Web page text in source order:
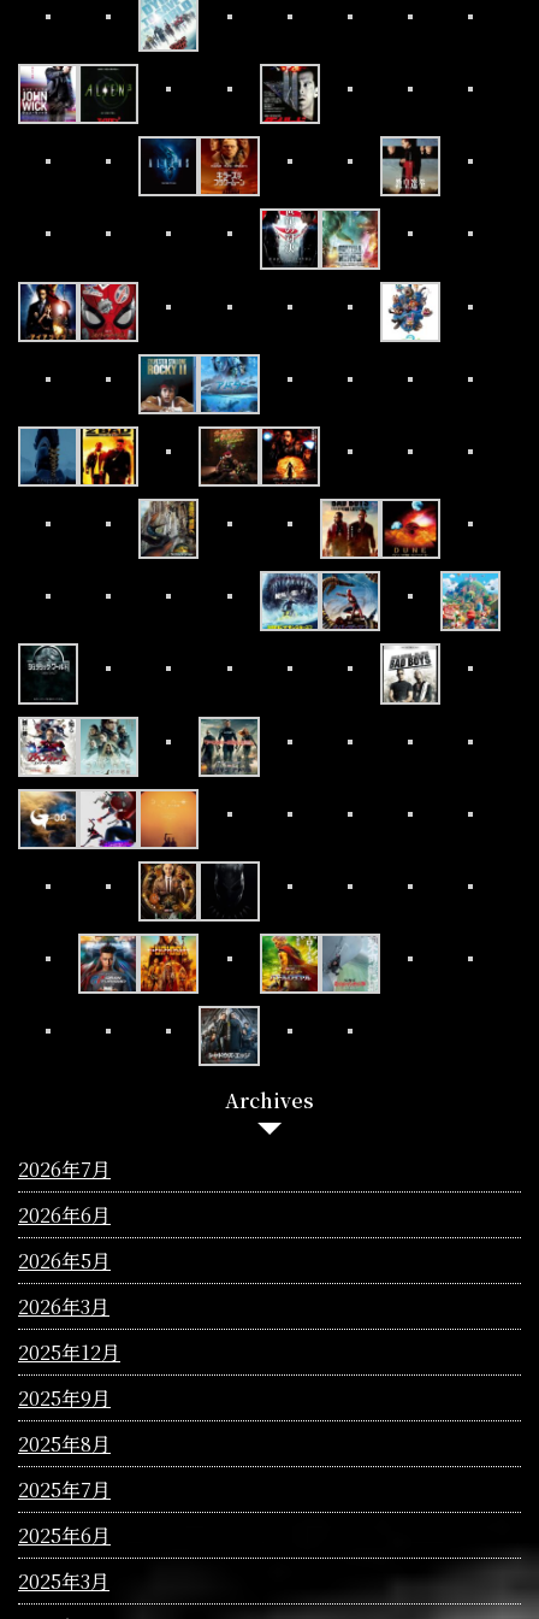
Archives
2026年7月
2026年6月
2026年5月
2026年3月
2025年12月
2025年9月
2025年8月
2025年7月
2025年6月
2025年3月